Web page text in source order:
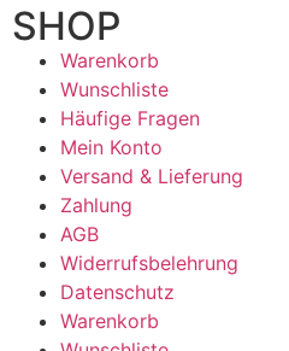
SHOP
Warenkorb
Wunschliste
Häufige Fragen
Mein Konto
Versand & Lieferung
Zahlung
AGB
Widerrufsbelehrung
Datenschutz
Warenkorb